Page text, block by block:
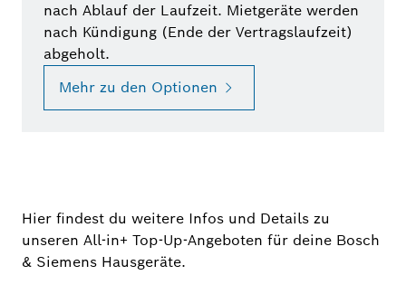
nach Ablauf der Laufzeit. Mietgeräte werden
nach Kündigung (Ende der Vertragslaufzeit)
abgeholt.
Mehr zu den Optionen
Hier findest du weitere Infos und Details zu
unseren All-in+ Top-Up-Angeboten für deine Bosch
& Siemens Hausgeräte.